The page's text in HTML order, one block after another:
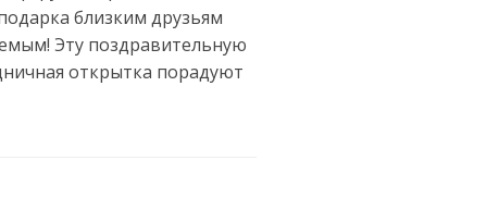
близким друзьям
Эту поздравительную
открытка порадуют